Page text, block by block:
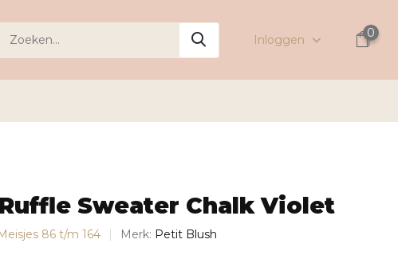
Inloggen
0
Sweater Chalk Violet
86 t/m 164 Merk: Petit Blush